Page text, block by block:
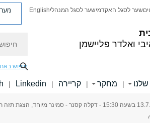
ואלדר פליישמן
שער לסגל האקדמישער לסגל המנהליEnglish
חיפוש
| מחקר | קריירה |
Linkedin
|
> 13.7.26 בשעה 15:30 - דקלה קסנר - סמינר